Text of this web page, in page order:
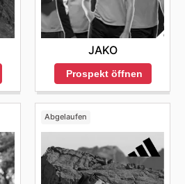
JAKO
Prospekt öffnen
Abgelaufen